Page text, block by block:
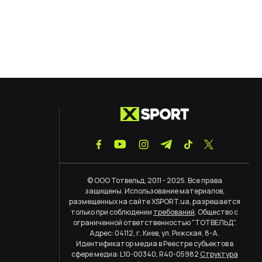
© ООО Тотвельд, 2011 - 2025. Все права
защищены. Использование материалов,
размещенных на сайте XSPORT.ua, разрешается
только при соблюдении требований. Общество с
ограниченной ответственностью "ТОТВЕЛЬД".
Адрес: 04112, г. Киев, ул. Рижская, 8-А.
Идентификатор медиа в Реестре субъектов в
сфере медиа: L10-00340, R40-05982Структура